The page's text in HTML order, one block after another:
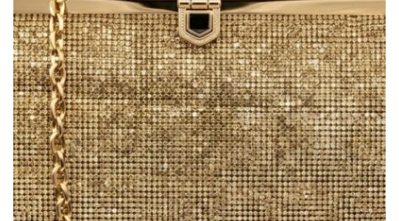
BEAUTY
PERFUMES
BISUTERIA
BOLSOS Y MONEDEROS